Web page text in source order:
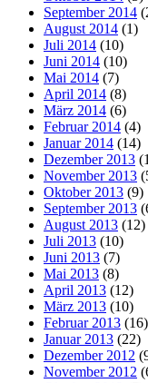
September 2014
August 2014 (1)
Juli 2014 (10)
Juni 2014 (10)
Mai 2014 (7)
April 2014 (8)
März 2014 (6)
Februar 2014 (4)
Januar 2014 (14)
Dezember 2013
November 2013
Oktober 2013 (9)
September 2013
August 2013 (12)
Juli 2013 (10)
Juni 2013 (7)
Mai 2013 (8)
April 2013 (12)
März 2013 (10)
Februar 2013 (16)
Januar 2013 (22)
Dezember 2012
November 2012